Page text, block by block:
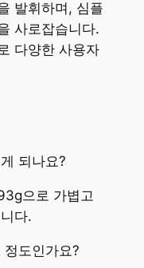
발휘하며, 심플
사로잡습니다.
다양한 사용자
되나요?
으로 가볍고
다.
도인가요?